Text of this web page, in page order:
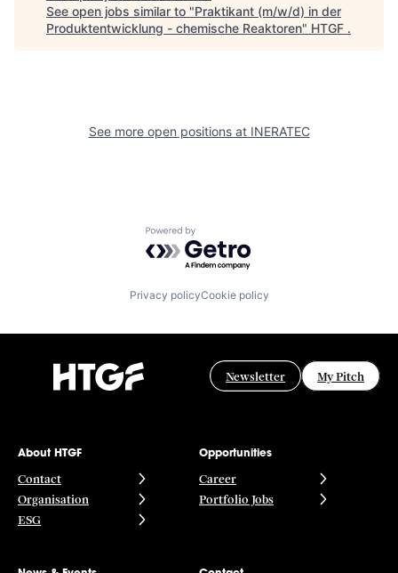
See open jobs similar to "Praktikant (m/w/d) in der
Produktentwicklung - chemische Reaktoren" HTGF .
See more open positions at INERATEC
Powered by Getro.com
Privacy policyCookie policy
Newsletter My Pitch
About HTGF
Contact
Organisation
ESG
Opportunities
Career
Portfolio Jobs